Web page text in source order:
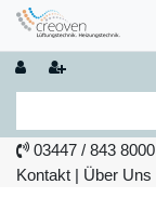
03447 / 843 8000
Kontakt | Über Uns